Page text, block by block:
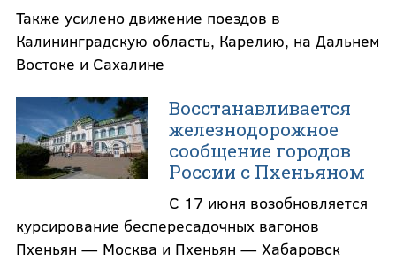
Также усилено движение поездов в
Калининградскую область, Карелию, на Дальнем
Востоке и Сахалине
Восстанавливается
железнодорожное
сообщение городов
России с Пхеньяном
С 17 июня возобновляется
курсирование беспересадочных вагонов
Пхеньян — Москва и Пхеньян — Хабаровск